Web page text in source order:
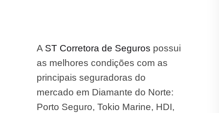
A ST Corretora de Seguros possui
as melhores condições com as
principais seguradoras do
mercado em Diamante do Norte:
Porto Seguro, Tokio Marine, HDI,